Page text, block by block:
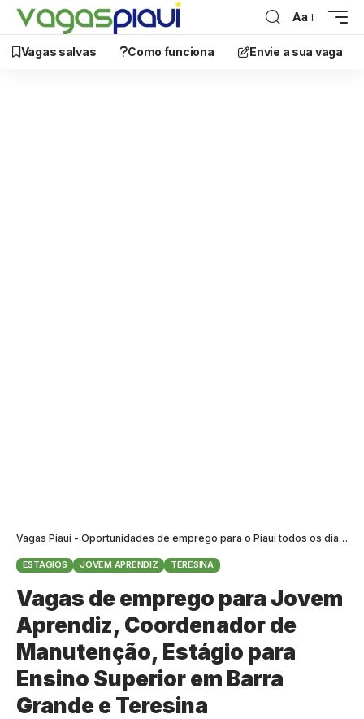
Aa
Vagas salvas Como funciona Envie a sua vaga
Vagas Piauí - Oportunidades de emprego para o Piauí todos os dias>
ESTÁGIOS JOVEM APRENDIZ TERESINA
Vagas de emprego para Jovem
Aprendiz, Coordenador de
Manutenção, Estágio para
Ensino Superior em Barra
Grande e Teresina